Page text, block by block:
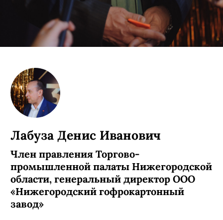
Лабуза Денис Иванович
Член правления Торгово-
промышленной палаты Нижегородской
области, генеральный директор ООО
«Нижегородский гофрокартонный
завод»